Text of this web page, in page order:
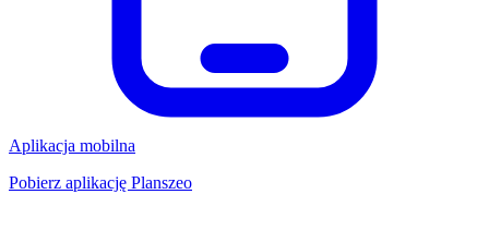
Aplikacja mobilna
Pobierz aplikację Planszeo